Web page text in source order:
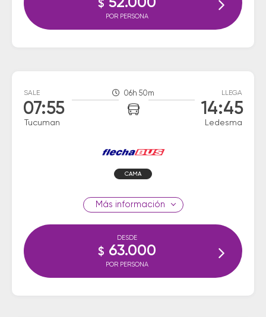
$
POR PERSONA
SALE
07:55
Tucuman
06h 50m LLEGA
14:45
Ledesma
CAMA
información
DESDE
$ 63.000
POR PERSONA